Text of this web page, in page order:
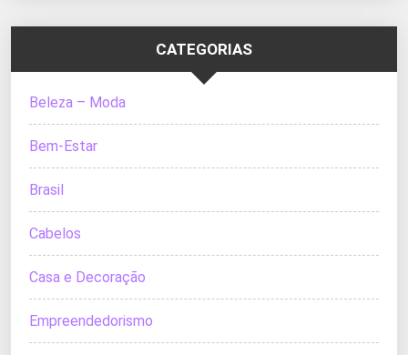
CATEGORIAS
Beleza – Moda
Bem-Estar
Brasil
Cabelos
Casa e Decoração
Empreendedorismo